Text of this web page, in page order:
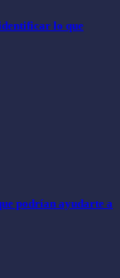
lo que
podrían ayudarte a